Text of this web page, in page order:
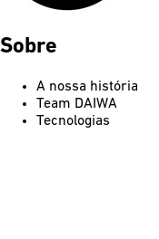
Sobre
A nossa história
Team DAIWA
Tecnologias